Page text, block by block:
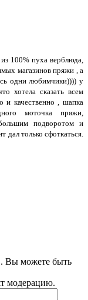
100% пуха верблюда,
магазинов пряжи , а
одни любимчики)))) у
хотела сказать всем
и качественно , шапка
моточка пряжи,
подворотом и
дал только сфоткаться.
Вы можете быть
модерацию.